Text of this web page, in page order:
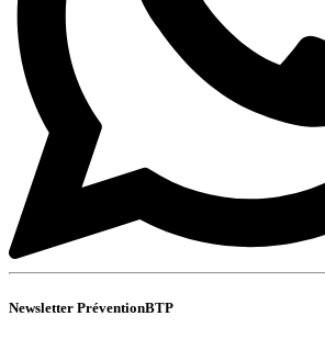
Newsletter PréventionBTP